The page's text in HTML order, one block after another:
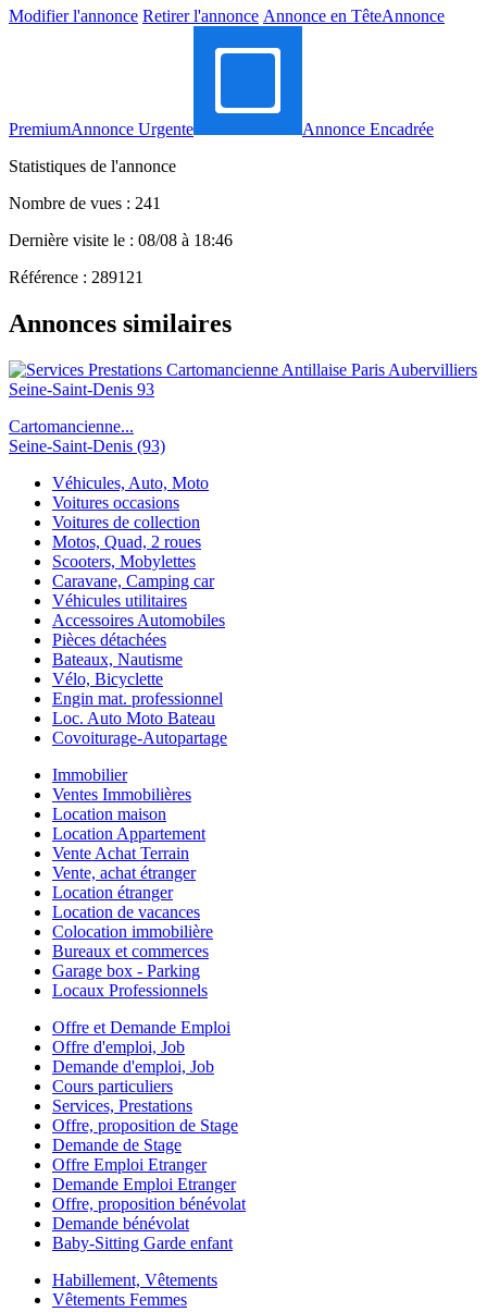
Modifier l'annonce Retirer l'annonce Annonce en TêteAnnonce
PremiumAnnonce Urgente
Annonce Encadrée
Statistiques de l'annonce
Nombre de vues : 241
Dernière visite le : 08/08 à 18:46
Référence : 289121
Annonces similaires
Cartomancienne...
Seine-Saint-Denis (93)
Véhicules, Auto, Moto
Voitures occasions
Voitures de collection
Motos, Quad, 2 roues
Scooters, Mobylettes
Caravane, Camping car
Véhicules utilitaires
Accessoires Automobiles
Pièces détachées
Bateaux, Nautisme
Vélo, Bicyclette
Engin mat. professionnel
Loc. Auto Moto Bateau
Covoiturage-Autopartage
Immobilier
Ventes Immobilières
Location maison
Location Appartement
Vente Achat Terrain
Vente, achat étranger
Location étranger
Location de vacances
Colocation immobilière
Bureaux et commerces
Garage box - Parking
Locaux Professionnels
Offre et Demande Emploi
Offre d'emploi, Job
Demande d'emploi, Job
Cours particuliers
Services, Prestations
Offre, proposition de Stage
Demande de Stage
Offre Emploi Etranger
Demande Emploi Etranger
Offre, proposition bénévolat
Demande bénévolat
Baby-Sitting Garde enfant
Habillement, Vêtements
Vêtements Femmes